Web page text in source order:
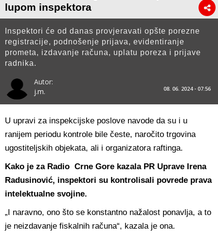
lupom inspektora
Inspektori će od danas provjeravati opšte porezne
registracije, podnošenje prijava, evidentiranje
prometa, izdavanje računa, uplatu poreza i prijave
radnika.
Autor:
j.m.
08. 06. 2024 - 07:56
U upravi za inspekcijske poslove navode da su i u
ranijem periodu kontrole bile česte, naročito trgovina
ugostiteljskih objekata, ali i organizatora raftinga.
Kako je za Radio Crne Gore kazala PR Uprave Irena
Radusinović, inspektori su kontrolisali povrede prava
intelektualne svojine.
„I naravno, ono što se konstantno nažalost ponavlja, a to
je neizdavanje fiskalnih računa“, kazala je ona.